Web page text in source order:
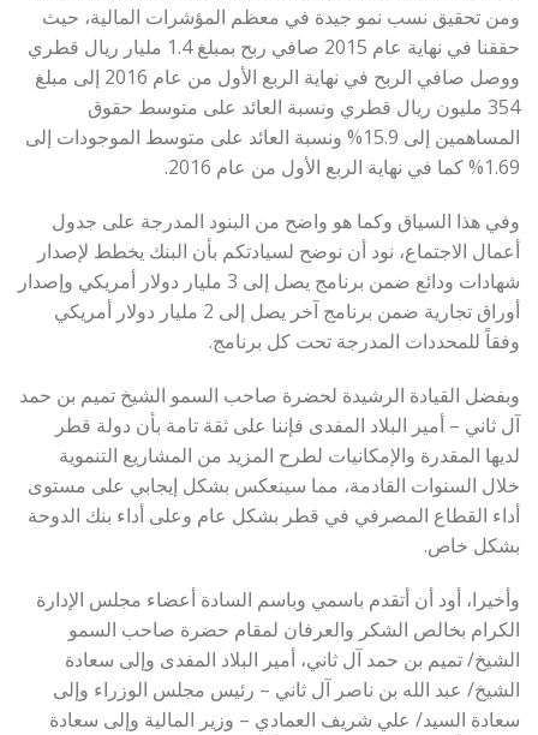
ومن تحقيق نسب نمو جيدة في معظم المؤشرات المالية، حيث
حققنا في نهاية عام 2015 صافي ربح بمبلغ 1.4 مليار ريال قطري
ووصل صافي الربح في نهاية الربع الأول من عام 2016 إلى مبلغ
354 مليون ريال قطري ونسبة العائد على متوسط حقوق
المساهمين إلى 15.9% ونسبة العائد على متوسط الموجودات إلى
1.69% كما في نهاية الربع الأول من عام 2016.
وفي هذا السياق وكما هو واضح من البنود المدرجة على جدول
أعمال الاجتماع، نود أن نوضح لسيادتكم بأن البنك يخطط لإصدار
شهادات ودائع ضمن برنامج يصل إلى 3 مليار دولار أمريكي وإصدار
أوراق تجارية ضمن برنامج آخر يصل إلى 2 مليار دولار أمريكي
وفقاً للمحددات المدرجة تحت كل برنامج.
وبفضل القيادة الرشيدة لحضرة صاحب السمو الشيخ تميم بن حمد
آل ثاني – أمير البلاد المفدى فإننا على ثقة تامة بأن دولة قطر
لديها المقدرة والإمكانيات لطرح المزيد من المشاريع التنموية
خلال السنوات القادمة، مما سينعكس بشكل إيجابي على مستوى
أداء القطاع المصرفي في قطر بشكل عام وعلى أداء بنك الدوحة
بشكل خاص.
وأخيرا، أود أن أتقدم باسمي وباسم السادة أعضاء مجلس الإدارة
الكرام بخالص الشكر والعرفان لمقام حضرة صاحب السمو
الشيخ/ تميم بن حمد آل ثاني، أمير البلاد المفدى وإلى سعادة
الشيخ/ عبد الله بن ناصر آل ثاني – رئيس مجلس الوزراء وإلى
سعادة السيد/ علي شريف العمادي – وزير المالية وإلى سعادة